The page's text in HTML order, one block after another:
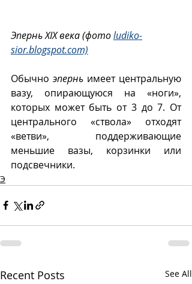
Эпернь XIX века (фото ludiko-
sior.blogspot.com)
Обычно эпернь имеет центральную
вазу, опирающуюся на «ноги»,
которых может быть от 3 до 7. От
центрального «ствола» отходят
«ветви», поддерживающие
меньшие вазы, корзинки или
подсвечники.
Э
Recent Posts See All